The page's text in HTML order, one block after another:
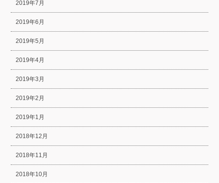
2019年7月
2019年6月
2019年5月
2019年4月
2019年3月
2019年2月
2019年1月
2018年12月
2018年11月
2018年10月